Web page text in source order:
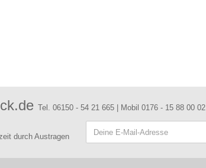
Tel. 06150 - 54 21 665 | Mobil 0176 - 15 88 00 02
durch Austragen